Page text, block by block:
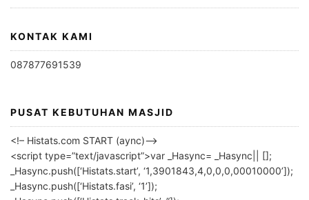
KONTAK KAMI
087877691539
PUSAT KEBUTUHAN MASJID
<!– Histats.com START (aync)–>
<script type=”text/javascript”>var _Hasync= _Hasync|| [];
_Hasync.push([‘Histats.start’, ‘1,3901843,4,0,0,0,00010000’]);
_Hasync.push([‘Histats.fasi’, ‘1’]);